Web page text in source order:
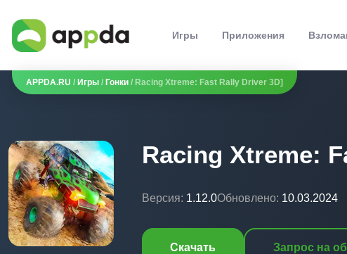
Игры Приложения
APPDA.RU / Игры / Гонки / Racing Xtreme: Fast Rally Driver 3D]
Racing Xtreme:
Версия: 1.12.0Обновлено: 10.03.2024
Скачать Запрос на